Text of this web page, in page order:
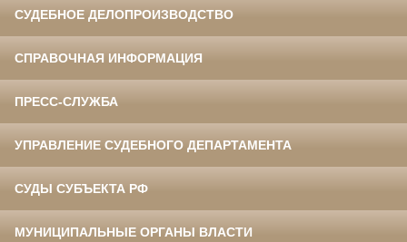
СУДЕБНОЕ ДЕЛОПРОИЗВОДСТВО
СПРАВОЧНАЯ ИНФОРМАЦИЯ
ПРЕСС-СЛУЖБА
УПРАВЛЕНИЕ СУДЕБНОГО ДЕПАРТАМЕНТА
СУДЫ СУБЪЕКТА РФ
МУНИЦИПАЛЬНЫЕ ОРГАНЫ ВЛАСТИ